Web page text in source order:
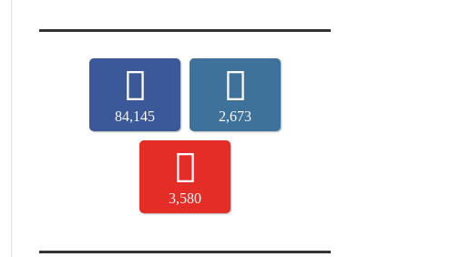
84,145 2,673
3,580